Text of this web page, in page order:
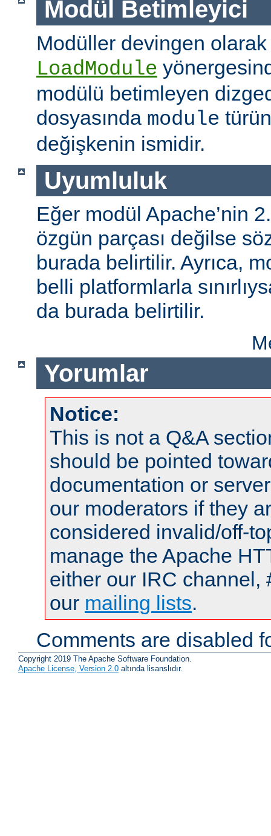
Modül Betimleyici
Modüller devingen
LoadModule
modülü betimleyen
dosyasında module
değişkenin ismidir.
Uyumluluk
Eğer modül Apache’nin 2.
özgün parçası değilse
burada belirtilir. Ayrıca,
belli platformlarla
da burada belirtilir.
Yorumlar
Notice:
This is not a Q&A
should be pointed
documentation or
our moderators if they
considered invalid/off-
manage the Apache
either our IRC channel,
our mailing lists.
Comments are disabled
Copyright 2019 The Apache Software Foundation.
Apache License, Version 2.0 altında lisanslıdır.